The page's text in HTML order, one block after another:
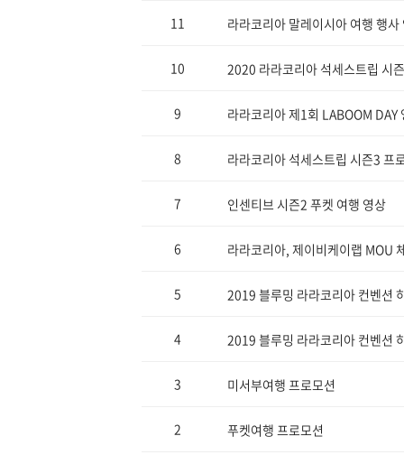
11 라라코리아 말레이시아 여행 행사
10 2020 라라코리아 석세스트립 시
9 라라코리아 제1회 LABOOM DAY
8 라라코리아 석세스트립 시즌3 프
7 인센티브 시즌2 푸켓 여행 영상
6 라라코리아, 제이비케이랩 MOU
5 2019 블루밍 라라코리아 컨벤션
4 2019 블루밍 라라코리아 컨벤션
3 미서부여행 프로모션
2 푸켓여행 프로모션